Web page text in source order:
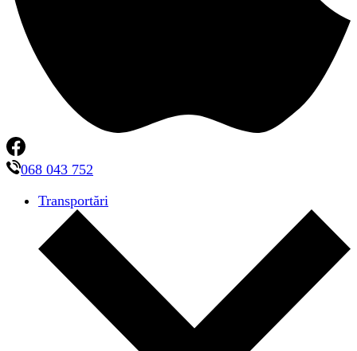
068 043 752
Transportări